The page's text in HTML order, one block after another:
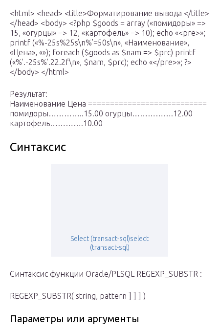
<html> <head> <title>Форматирование вывода </title>
</head> <body> <?php $goods = array («помидоры» =>
15, «огурцы» => 12, «картофель» => 10); echo «<pre>»;
printf («%-25s%25s\n%’=50s\n», «Наименование»,
«Цена», «»); foreach ($goods as $nam => $prc) printf
(«%’.-25s%’.22.2f\n», $nam, $prc); echo «</pre>»; ?>
</body> </html>
Результат:
Наименование Цена ===========================
помидоры…………..15.00 огурцы…………….12.00
картофель………….10.00
Синтаксис
Select (transact-sql)select
(transact-sql)
Синтаксис функции Oracle/PLSQL REGEXP_SUBSTR :
REGEXP_SUBSTR( string, pattern ] ] ] )
Параметры или аргументы